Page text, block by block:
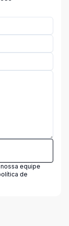
equipe
de